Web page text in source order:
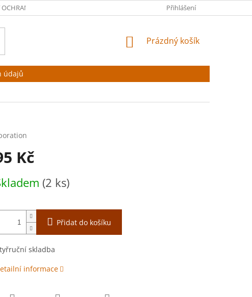
OSOBNÍCH ÚDAJŮ Přihlášení
NÁKUPNÍ
Prázdný košík
údajů
Kč
(2 ks)
Přidat do košíku
skladba
informace